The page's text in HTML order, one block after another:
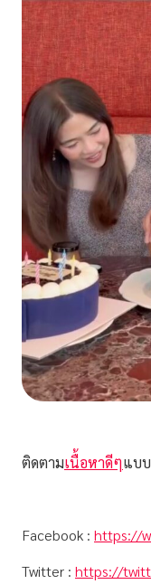
ติดตามเนื้อหาดีๆแบ
Facebook : https://
Twitter : https://